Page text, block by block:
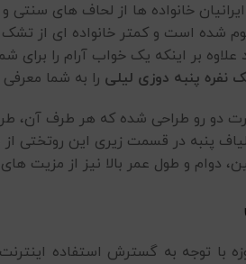
خانواده ها از لحاف های
شده است و کمتر خانواده ای از
علاوه بر اینکه یک خواب آرام را برای
نفره پنبه دوزی لیلی را به شما
الیاف پنبه در قسمت زیری این
دوام و طول عمر بالا نیز از مزیت
با توجه به گسترش استفاده